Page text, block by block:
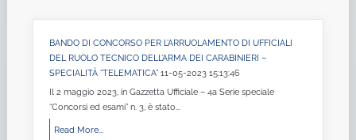
BANDO DI CONCORSO PER L’ARRUOLAMENTO DI UFFICIALI
DEL RUOLO TECNICO DELL’ARMA DEI CARABINIERI –
SPECIALITÀ “TELEMATICA” 11-05-2023 15:13:46
Il 2 maggio 2023, in Gazzetta Ufficiale – 4a Serie speciale
“Concorsi ed esami” n. 3, è stato...
Read More...